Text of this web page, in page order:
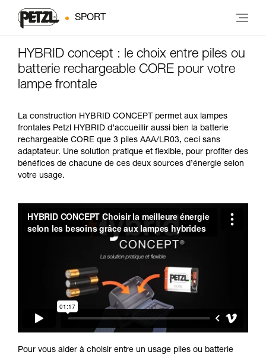
SPORT
HYBRID concept : le choix entre piles ou
batterie rechargeable CORE pour votre
lampe frontale
La construction HYBRID CONCEPT permet aux lampes
frontales Petzl HYBRID d’accueillir aussi bien la batterie
rechargeable CORE que 3 piles AAA/LR03, ceci sans
adaptateur. Une solution pratique et flexible, pour profiter des
bénéfices de chacune de ces deux sources d’énergie selon
votre usage.
Pour vous aider à choisir entre un usage piles ou batterie